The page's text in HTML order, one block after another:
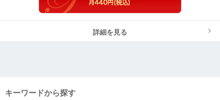
詳細を見る
キーワードから探す